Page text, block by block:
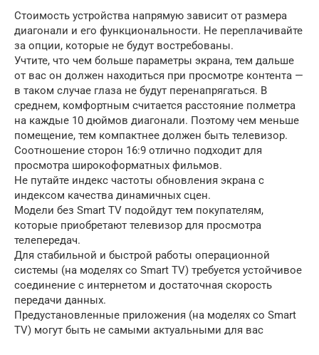
Стоимость устройства напрямую зависит от размера
диагонали и его функциональности. Не переплачивайте
за опции, которые не будут востребованы.
Учтите, что чем больше параметры экрана, тем дальше
от вас он должен находиться при просмотре контента —
в таком случае глаза не будут перенапрягаться. В
среднем, комфортным считается расстояние полметра
на каждые 10 дюймов диагонали. Поэтому чем меньше
помещение, тем компактнее должен быть телевизор.
Соотношение сторон 16:9 отлично подходит для
просмотра широкоформатных фильмов.
Не путайте индекс частоты обновления экрана с
индексом качества динамичных сцен.
Модели без Smart TV подойдут тем покупателям,
которые приобретают телевизор для просмотра
телепередач.
Для стабильной и быстрой работы операционной
системы (на моделях со Smart TV) требуется устойчивое
соединение с интернетом и достаточная скорость
передачи данных.
Предустановленные приложения (на моделях со Smart
TV) могут быть не самыми актуальными для вас